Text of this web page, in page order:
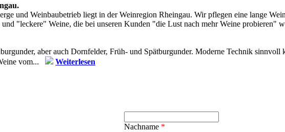
und Weinbaubetrieb liegt in der Weinregion Rheingau. Wir pflegen eine lange
"leckere" Weine, die bei unseren Kunden "die Lust nach mehr Weine probieren"
aber auch Dornfelder, Früh- und Spätburgunder. Moderne Technik
vom...
Weiterlesen
Nachname *